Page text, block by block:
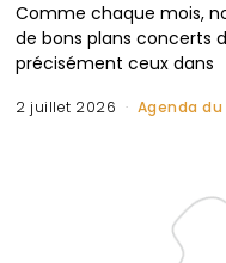
Comme chaque mois,
de bons plans concerts
précisément ceux dans
2 juillet 2026 Agenda